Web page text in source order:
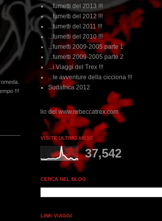
!!!
...fumetti del 2013 !!!
...fumetti del 2012 !!!
...fumetti del 2011 !!!
...fumetti del 2010 !!!
...fumetti 2009-2005 parte 1
...fumetti 2009-2005 parte 2
...i Viaggi del Trex !!!
...le avventure della cicciona !!!
Sudafrica 2012
VISITE ULTIMO MESE
37,542
CERCA NEL BLOG
LINK VIAGGI